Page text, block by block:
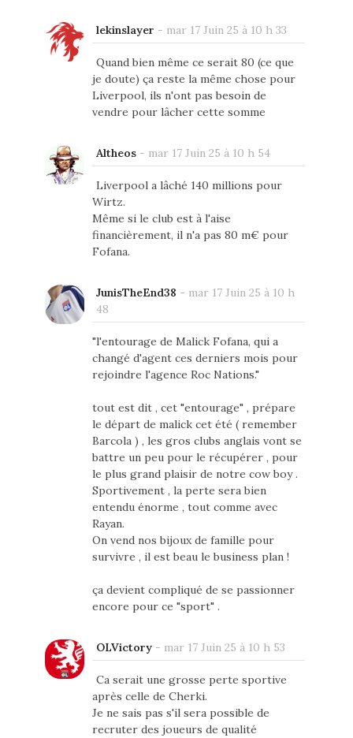
lekinslayer - mar 17 Juin 25 à 10 h 33
Quand bien même ce serait 80 (ce que
je doute) ça reste la même chose pour
Liverpool, ils n'ont pas besoin de
vendre pour lâcher cette somme
Altheos- mar 17 Juin 25 à 10 h 54
Liverpool a lâché 140 millions pour
Wirtz.
Même si le club est à l'aise
financièrement, il n'a pas 80 m€ pour
Fofana.
JunisTheEnd38 - mar 17 Juin 25 à 10 h
48
"l'entourage de Malick Fofana, qui a
changé d'agent ces derniers mois pour
rejoindre l'agence Roc Nations."
tout est dit , cet "entourage" , prépare
le départ de malick cet été ( remember
Barcola ) , les gros clubs anglais vont se
battre un peu pour le récupérer , pour
le plus grand plaisir de notre cow boy .
Sportivement , la perte sera bien
entendu énorme , tout comme avec
Rayan.
On vend nos bijoux de famille pour
survivre , il est beau le business plan !
ça devient compliqué de se passionner
encore pour ce "sport" .
OLVictory- mar 17 Juin 25 à 10 h 53
Ca serait une grosse perte sportive
après celle de Cherki.
Je ne sais pas s'il sera possible de
recruter des joueurs de qualité